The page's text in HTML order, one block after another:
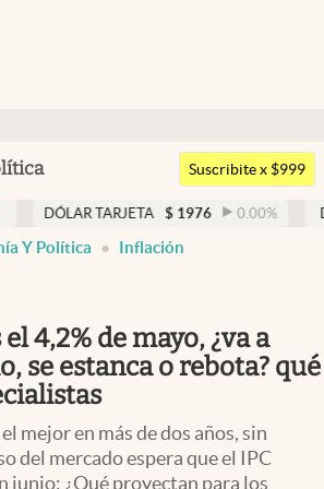
Argentina
Uruguay
Suscribite x $999
1976 0.00% DÓLAR MEP
Y Política Inflación
4,2% de mayo, ¿va a
se estanca o rebota? qué
mejor en más de dos años, sin
del mercado espera que el IPC
junio: ¿Qué proyectan para los